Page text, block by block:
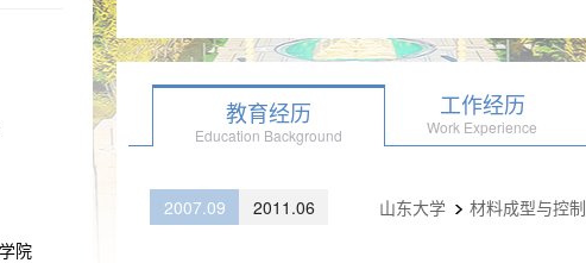
院
教育经历
Education Background
工作经历
Work Experience
2007.09 2011.06 山东大学 材料成型与控制